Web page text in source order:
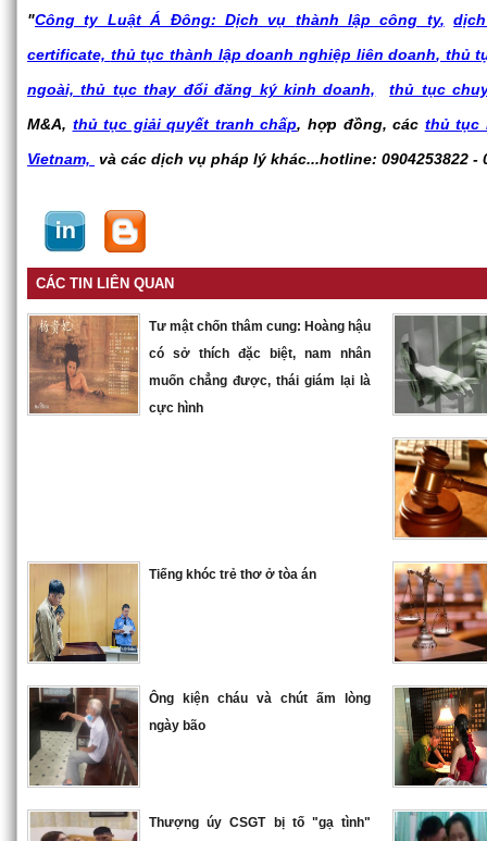
"Công ty Luật Á Đông: Dịch vụ thành lập công ty,
certificate, thủ tục thành lập doanh nghiệp liên doanh, thủ
ngoài,thủ tục thay đổi đăng ký kinh doanh,
thủ tục
M&A, thủ tục giải quyết tranh chấp, hợp đồng, các thủ tục
Vietnam, và các dịch vụ pháp lý khác...hotline: 0904253822 -
CÁC TIN LIÊN QUAN
Tư mật chốn thâm cung: Hoàng hậu
có sở thích đặc biệt, nam nhân
muốn chẳng được, thái giám lại là
cực hình
Tiếng khóc trẻ thơ ở tòa án
Ông kiện cháu và chút ấm lòng
ngày bão
Thượng úy CSGT bị tố "gạ tình"